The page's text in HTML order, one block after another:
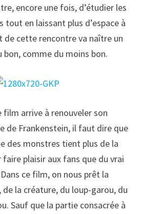
encore une fois, d’étudier les
tout en laissant plus d’espace à
de cette rencontre va naître un
comme du moins bon.
film arrive à renouveler son
de Frankenstein, il faut dire que
des monstres tient plus de la
plaisir aux fans que du vrai
ce film, on nous prêt la
la créature, du loup-garou, du
Sauf que la partie consacrée à